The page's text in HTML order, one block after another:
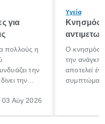
για
πολλούς η
την
την
μέρες
03 Αύγ 2026
Υγεία
Κνησμός:
Ο κνησμός
την ανάγκη
αποτελεί